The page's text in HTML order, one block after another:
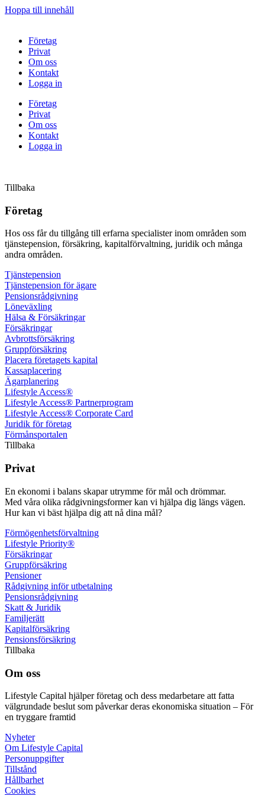
Hoppa till innehåll
Företag
Privat
Om oss
Kontakt
Logga in
Företag
Privat
Om oss
Kontakt
Logga in
Tillbaka
Företag
Hos oss får du tillgång till erfarna specialister inom områden som
tjänstepension, försäkring, kapitalförvaltning, juridik och många
andra områden.
Tjänste­pension
Tjänste­pension för ägare
Pensions­rådgivning
Löne­växling
Hälsa & Försäkringar
Försäkringar
Avbrotts­försäkring
Grupp­försäkring
Placera företagets kapital
Kassa­placering
Ägar­planering
Lifestyle Access®
Lifestyle Access® Partnerprogram
Lifestyle Access® Corporate Card
Juridik för företag
Förmånsportalen
Tillbaka
Privat
En ekonomi i balans skapar utrymme för mål och drömmar.
Med våra olika rådgivningsformer kan vi hjälpa dig längs vägen.
Hur kan vi bäst hjälpa dig att nå dina mål?
Förmögenhets­förvaltning
Lifestyle Priority®
Försäkringar
Grupp­försäkring
Pensioner
Rådgivning inför utbetalning
Pensions­rådgivning
Skatt & Juridik
Familje­rätt
Kapital­försäkring
Pensions­försäkring
Tillbaka
Om oss
Lifestyle Capital hjälper företag och dess medarbetare att fatta
välgrundade beslut som påverkar deras ekonomiska situation – För
en tryggare framtid
Nyheter
Om Lifestyle Capital
Person­uppgifter
Tillstånd
Hållbarhet
Cookies